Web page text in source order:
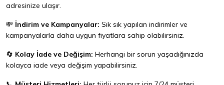
adresinize ulaşır.
💸 İndirim ve Kampanyalar: Sık sık yapılan indirimler ve
kampanyalarla daha uygun fiyatlara sahip olabilirsiniz.
🔄 Kolay İade ve Değişim: Herhangi bir sorun yaşadığınızda
kolayca iade veya değişim yapabilirsiniz.